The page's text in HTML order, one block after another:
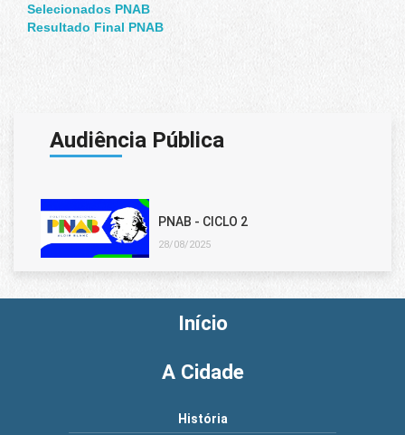
Selecionados PNAB
Resultado Final PNAB
Audiência Pública
PNAB - CICLO 2
28/08/2025
Início
A Cidade
História